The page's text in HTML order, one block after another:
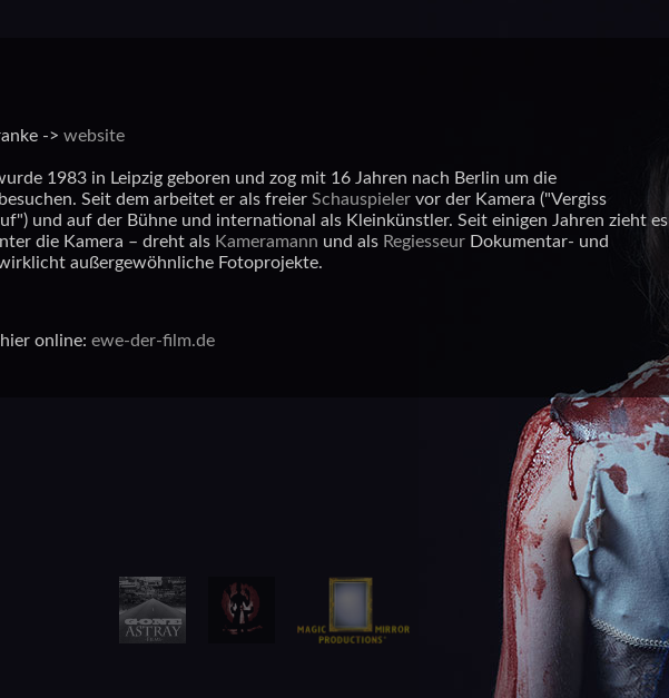
-> website
1983 in Leipzig geboren und zog mit 16 Jahren nach Berlin um die
Seit dem arbeitet er als freier Schauspieler vor der Kamera ("Vergiss
und auf der Bühne und international als Kleinkünstler. Seit einigen Jahren zieht es
die Kamera – dreht als Kameramann und als Regiesseur Dokumentar- und
außergewöhnliche Fotoprojekte.
online: ewe-der-film.de